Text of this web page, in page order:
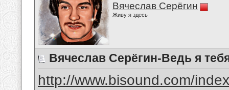
Вячеслав Серёгин
Живу я здесь
Вячеслав Серёгин-Ведь я
http://www.bisound.com/